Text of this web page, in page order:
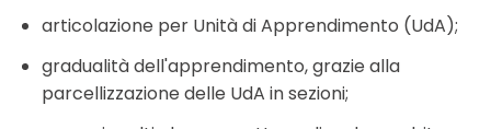
articolazione per Unità di Apprendimento (UdA);
gradualità dell'apprendimento, grazie alla
parcellizzazione delle UdA in sezioni;